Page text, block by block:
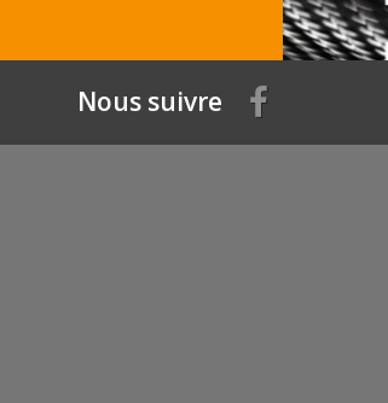
Nous suivre